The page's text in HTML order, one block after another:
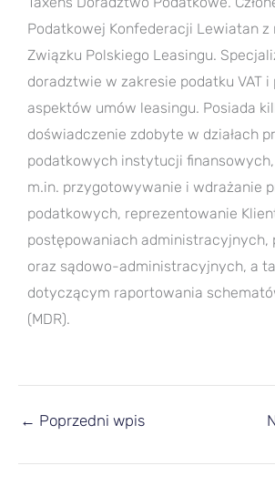
Podatkowej Konfederacji Lewiatan z
Związku Polskiego Leasingu.
doradztwie w zakresie podatku VAT
aspektów umów leasingu. Posiada
doświadczenie zdobyte w działach
podatkowych instytucji
m.in. przygotowywanie i wdrażanie
podatkowych, reprezentowanie
postępowaniach administracyjnych,
oraz sądowo-administracyjnych, a
dotyczącym raportowania
(MDR).
← Poprzedni wpis